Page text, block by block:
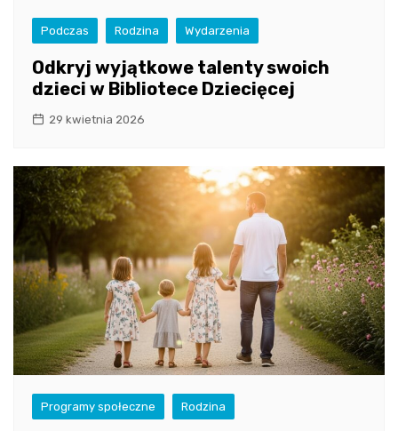
Podczas Rodzina Wydarzenia
Odkryj wyjątkowe talenty swoich
dzieci w Bibliotece Dziecięcej
29 kwietnia 2026
Programy społeczne Rodzina